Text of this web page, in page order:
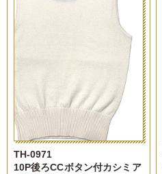
TH-0971
10P後ろCCボタン付カシミア